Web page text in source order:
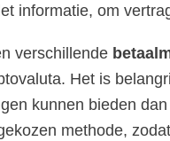
informatie, om
verschillende
Het is
kunnen bieden
methode,